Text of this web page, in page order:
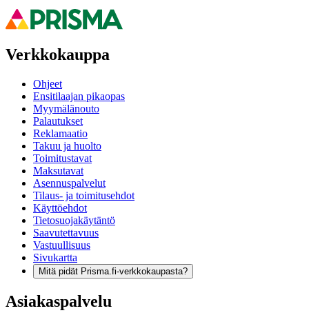
Verkkokauppa
Ohjeet
Ensitilaajan pikaopas
Myymälänouto
Palautukset
Reklamaatio
Takuu ja huolto
Toimitustavat
Maksutavat
Asennuspalvelut
Tilaus- ja toimitusehdot
Käyttöehdot
Tietosuojakäytäntö
Saavutettavuus
Vastuullisuus
Sivukartta
Mitä pidät Prisma.fi-verkkokaupasta?
Asiakaspalvelu